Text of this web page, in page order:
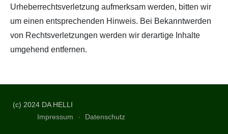
Urheberrechtsverletzung aufmerksam werden, bitten wir
um einen entsprechenden Hinweis. Bei Bekanntwerden
von Rechtsverletzungen werden wir derartige Inhalte
umgehend entfernen.
(c) 2024 DA HELLI
Impressum
Datenschutz